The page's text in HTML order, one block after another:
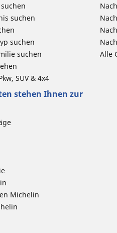
suchen
suchen
suchen
SUV & 4x4
Alle
stehen Ihnen zur
Michelin